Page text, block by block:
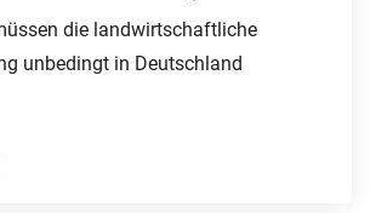
die landwirtschaftliche
unbedingt in Deutschland